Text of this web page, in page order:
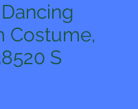
Costume,
S